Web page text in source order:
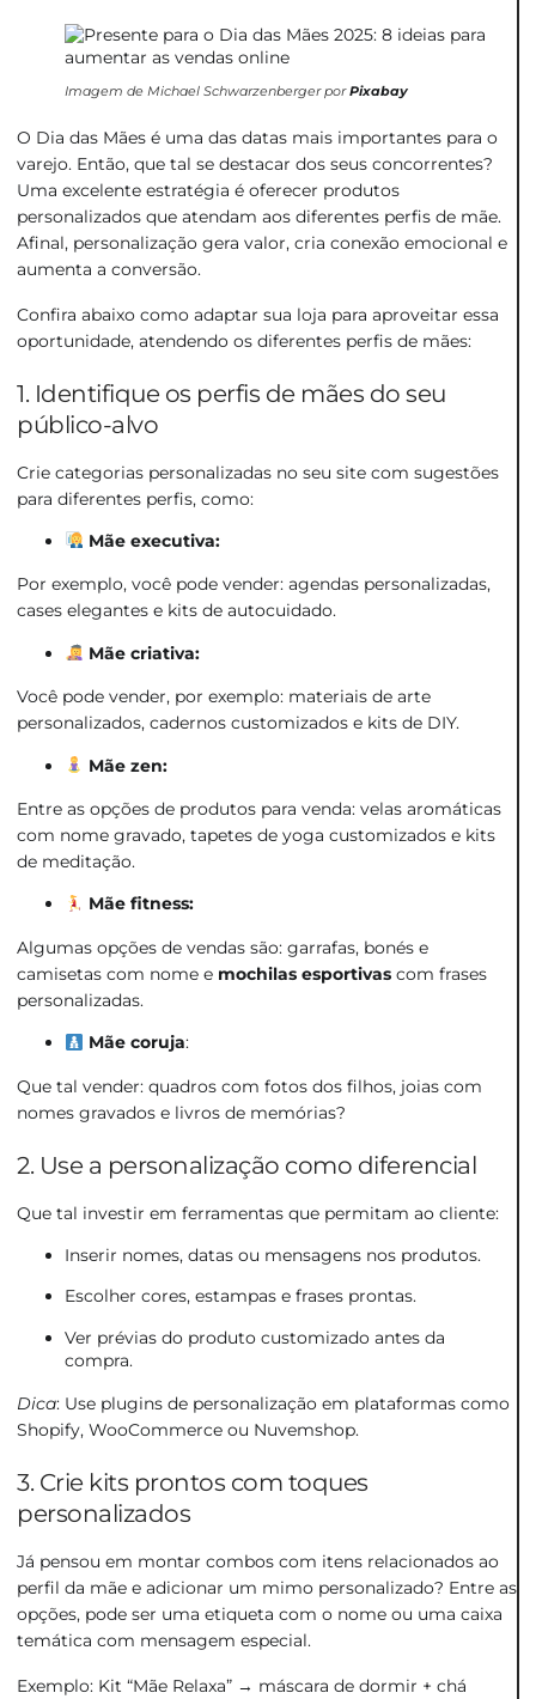
Imagem de Michael Schwarzenberger porPixabay
O Dia das Mães é uma das datas mais importantes para o
varejo. Então, que tal se destacar dos seus concorrentes?
Uma excelente estratégia é oferecer produtos
personalizados que atendam aos diferentes perfis de mãe.
Afinal, personalização gera valor, cria conexão emocional e
aumenta a conversão.
Confira abaixo como adaptar sua loja para aproveitar essa
oportunidade, atendendo os diferentes perfis de mães:
1. Identifique os perfis de mães do seu
público-alvo
Crie categorias personalizadas no seu site com sugestões
para diferentes perfis, como:
Mãe executiva:
Por exemplo, você pode vender: agendas personalizadas,
cases elegantes e kits de autocuidado.
Mãe criativa:
Você pode vender, por exemplo: materiais de arte
personalizados, cadernos customizados e kits de DIY.
Mãe zen:
Entre as opções de produtos para venda: velas aromáticas
com nome gravado, tapetes de yoga customizados e kits
de meditação.
Mãe fitness:
Algumas opções de vendas são: garrafas, bonés e
camisetas com nome e mochilas esportivas com frases
personalizadas.
Mãe coruja:
Que tal vender: quadros com fotos dos filhos, joias com
nomes gravados e livros de memórias?
2. Use a personalização como diferencial
Que tal investir em ferramentas que permitam ao cliente:
Inserir nomes, datas ou mensagens nos produtos.
Escolher cores, estampas e frases prontas.
Ver prévias do produto customizado antes da
compra.
Dica: Use plugins de personalização em plataformas como
Shopify, WooCommerce ou Nuvemshop.
3. Crie kits prontos com toques
personalizados
Já pensou em montar combos com itens relacionados ao
perfil da mãe e adicionar um mimo personalizado? Entre as
opções, pode ser uma etiqueta com o nome ou uma caixa
temática com mensagem especial.
Exemplo: Kit “Mãe Relaxa” → máscara de dormir + chá